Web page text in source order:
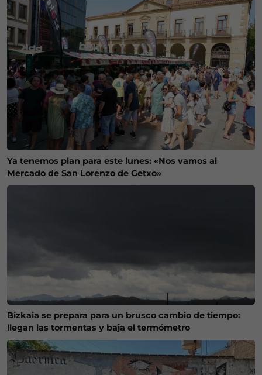
Ya tenemos plan para este lunes: «Nos vamos al
Mercado de San Lorenzo de Getxo»
Bizkaia se prepara para un brusco cambio de tiempo:
llegan las tormentas y baja el termómetro